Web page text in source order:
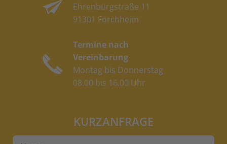
Ehrenbürgstraße 11
91301 Forchheim
Termine nach
Vereinbarung
Montag bis Donnerstag
08.00 bis 16.00 Uhr
KURZANFRAGE